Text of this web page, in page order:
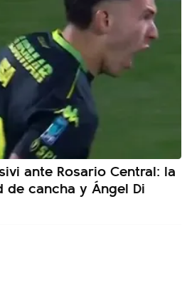
ante Rosario Central: la
cancha y Ángel Di